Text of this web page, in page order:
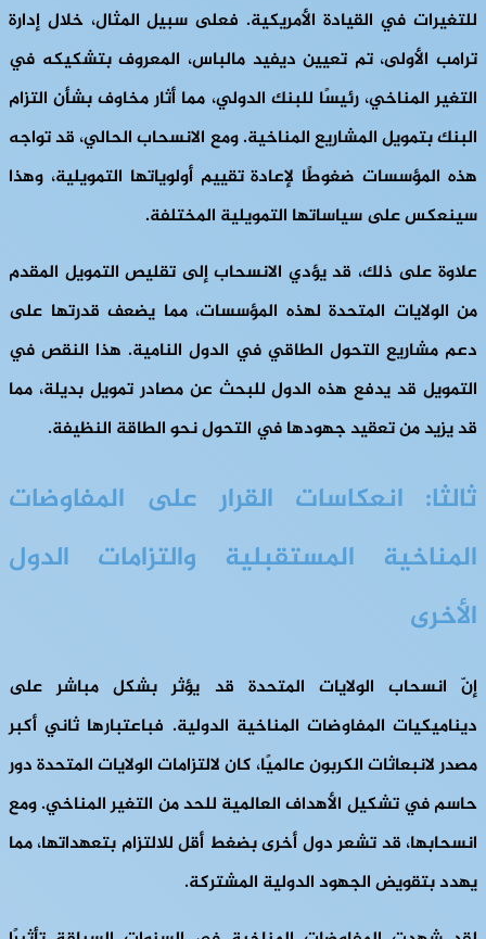
للتغيرات في القيادة الأمريكية. فعلى سبيل المثال، خلال إدارة
ترامب الأولى، تم تعيين ديفيد مالباس، المعروف بتشكيكه في
التغير المناخي، رئيسًا للبنك الدولي، مما أثار مخاوف بشأن التزام
البنك بتمويل المشاريع المناخية. ومع الانسحاب الحالي، قد تواجه
هذه المؤسسات ضغوطًا لإعادة تقييم أولوياتها التمويلية، وهذا
سينعكس على سياساتها التمويلية المختلفة.
علاوة على ذلك، قد يؤدي الانسحاب إلى تقليص التمويل المقدم
من الولايات المتحدة لهذه المؤسسات، مما يضعف قدرتها على
دعم مشاريع التحول الطاقي في الدول النامية. هذا النقص في
التمويل قد يدفع هذه الدول للبحث عن مصادر تمويل بديلة، مما
قد يزيد من تعقيد جهودها في التحول نحو الطاقة النظيفة.
ثالثا: انعكاسات القرار على المفاوضات
المناخية المستقبلية والتزامات الدول
الأخرى
إنّ انسحاب الولايات المتحدة قد يؤثر بشكل مباشر على
ديناميكيات المفاوضات المناخية الدولية. فباعتبارها ثاني أكبر
مصدر لانبعاثات الكربون عالميًا، كان لالتزامات الولايات المتحدة دور
حاسم في تشكيل الأهداف العالمية للحد من التغير المناخي. ومع
انسحابها، قد تشعر دول أخرى بضغط أقل للالتزام بتعهداتها، مما
يهدد بتقويض الجهود الدولية المشتركة.